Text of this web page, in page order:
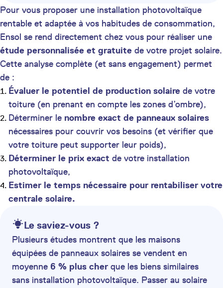
Pour vous proposer une installation photovoltaïque
rentable et adaptée à vos habitudes de consommation,
Ensol se rend directement chez vous pour réaliser une
étude personnalisée et gratuite de votre projet solaire.
Cette analyse complète (et sans engagement) permet
de :
Évaluer le potentiel de production solaire de votre
toiture (en prenant en compte les zones d’ombre),
Déterminer le nombre exact de panneaux solaires
nécessaires pour couvrir vos besoins (et vérifier que
votre toiture peut supporter leur poids),
Déterminer le prix exact de votre installation
photovoltaïque,
Estimer le temps nécessaire pour rentabiliser votre
centrale solaire.
Le saviez-vous ?
Plusieurs études montrent que les maisons
équipées de panneaux solaires se vendent en
moyenne 6 % plus cher que les biens similaires
sans installation photovoltaïque. Passer au solaire